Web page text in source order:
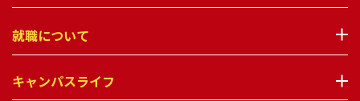
就職について
キャンパスライフ